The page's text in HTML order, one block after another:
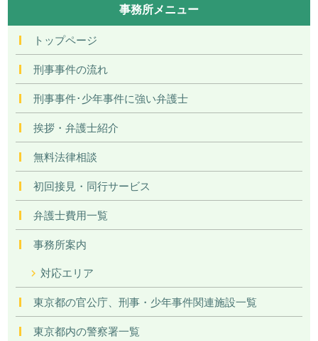
事務所メニュー
トップページ
刑事事件の流れ
刑事事件･少年事件に強い弁護士
挨拶・弁護士紹介
無料法律相談
初回接見・同行サービス
弁護士費用一覧
事務所案内
対応エリア
東京都の官公庁、刑事・少年事件関連施設一覧
東京都内の警察署一覧